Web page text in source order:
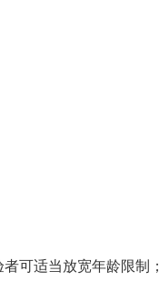
可适当放宽年龄限制；